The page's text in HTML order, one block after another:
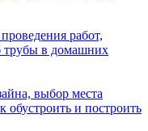
работ,
трубы в домашних
выбор места
обустроить и построить